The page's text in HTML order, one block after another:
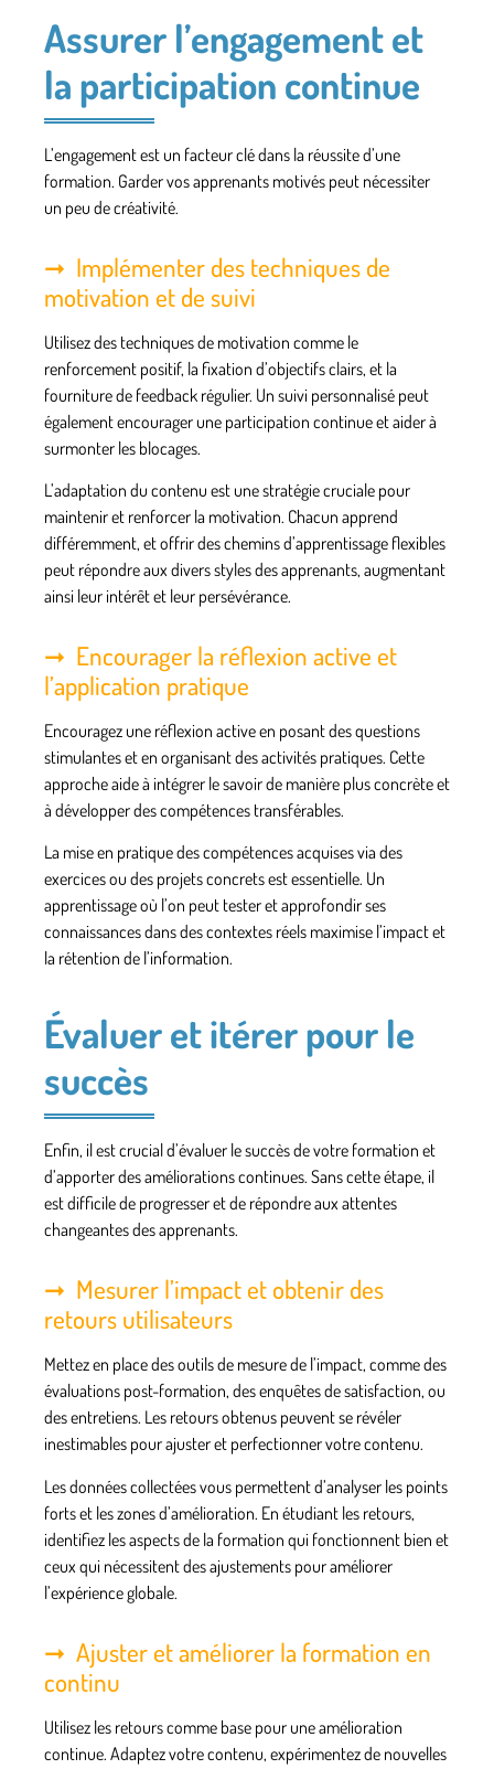
Assurer l’engagement et
la participation continue
L’engagement est un facteur clé dans la réussite d’une
formation. Garder vos apprenants motivés peut nécessiter
un peu de créativité.
Implémenter des techniques de
motivation et de suivi
Utilisez des techniques de motivation comme le
renforcement positif, la fixation d’objectifs clairs, et la
fourniture de feedback régulier. Un suivi personnalisé peut
également encourager une participation continue et aider à
surmonter les blocages.
L’adaptation du contenu est une stratégie cruciale pour
maintenir et renforcer la motivation. Chacun apprend
différemment, et offrir des chemins d’apprentissage flexibles
peut répondre aux divers styles des apprenants, augmentant
ainsi leur intérêt et leur persévérance.
Encourager la réflexion active et
l’application pratique
Encouragez une réflexion active en posant des questions
stimulantes et en organisant des activités pratiques. Cette
approche aide à intégrer le savoir de manière plus concrète et
à développer des compétences transférables.
La mise en pratique des compétences acquises via des
exercices ou des projets concrets est essentielle. Un
apprentissage où l’on peut tester et approfondir ses
connaissances dans des contextes réels maximise l’impact et
la rétention de l’information.
Évaluer et itérer pour le
succès
Enfin, il est crucial d’évaluer le succès de votre formation et
d’apporter des améliorations continues. Sans cette étape, il
est difficile de progresser et de répondre aux attentes
changeantes des apprenants.
Mesurer l’impact et obtenir des
retours utilisateurs
Mettez en place des outils de mesure de l’impact, comme des
évaluations post-formation, des enquêtes de satisfaction, ou
des entretiens. Les retours obtenus peuvent se révéler
inestimables pour ajuster et perfectionner votre contenu.
Les données collectées vous permettent d’analyser les points
forts et les zones d’amélioration. En étudiant les retours,
identifiez les aspects de la formation qui fonctionnent bien et
ceux qui nécessitent des ajustements pour améliorer
l’expérience globale.
Ajuster et améliorer la formation en
continu
Utilisez les retours comme base pour une amélioration
continue. Adaptez votre contenu, expérimentez de nouvelles